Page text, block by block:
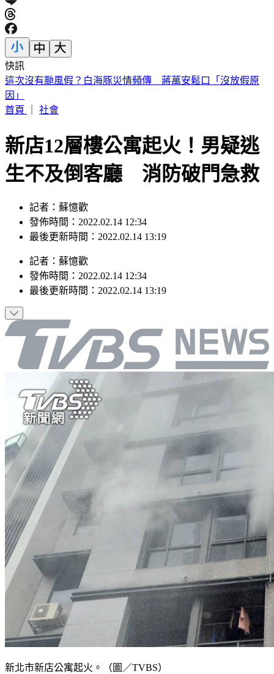
快訊
快訊／颱風天「國2桃園大竹段塞爆」！油罐車自撞 翻覆橫
躺3車道
首頁
社會
新店12層樓公寓起火！男疑逃
生不及倒客廳 消防破門急救
記者：蘇憶歡
發佈時間：2022.02.14 12:34
最後更新時間：2022.02.14 13:19
記者 ： 蘇憶歡
發佈時間： 2022.02.14 12:34
最後更新時間： 2022.02.14 13:19
新北市新店公寓起火。（圖／TVBS）